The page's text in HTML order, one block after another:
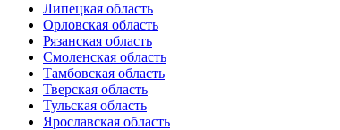
Липецкая область
Орловская область
Рязанская область
Смоленская область
Тамбовская область
Тверская область
Тульская область
Ярославская область